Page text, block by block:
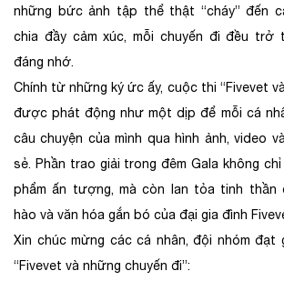
những bức ảnh tập thể thật “cháy” đến
chia đầy cảm xúc, mỗi chuyến đi đều trở
đáng nhớ.
Chính từ những ký ức ấy, cuộc thi “Fivevet
được phát động như một dịp để mỗi cá
câu chuyện của mình qua hình ảnh, video
sẻ. Phần trao giải trong đêm Gala không
phẩm ấn tượng, mà còn lan tỏa tinh thần
hào và văn hóa gắn bó của đại gia đình
Xin chúc mừng các cá nhân, đội nhóm đạt
“Fivevet và những chuyến đi”: